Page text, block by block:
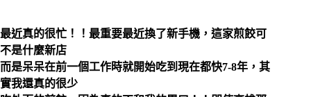
最近真的很忙！！最重要最近換了新手機，這家煎餃可
不是什麼新店
而是呆呆在前一個工作時就開始吃到現在都快7-8年，其
實我還真的很少